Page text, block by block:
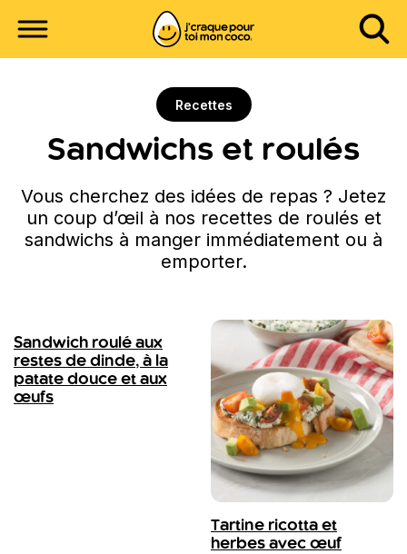
Recettes
Sandwichs et roulés
Vous cherchez des idées de repas ? Jetez
un coup d’œil à nos recettes de roulés et
sandwichs à manger immédiatement ou à
emporter.
Sandwich roulé aux
restes de dinde, à la
patate douce et aux
œufs
Tartine ricotta et
herbes avec œuf